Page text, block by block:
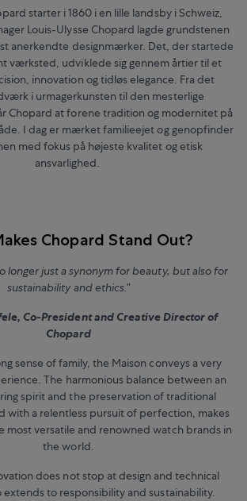
starter i 1860 i en lille landsby i Schweiz,
Louis-Ulysse Chopard lagde grundstenen
anerkendte designmærker. Det, der startede
værksted, udviklede sig gennem årtier til et
innovation og tidløs elegance. Fra det
i urmagerkunsten til den mesterlige
Chopard at forene tradition og modernitet på
I dag er mærket familieejet og genopfinder
med fokus på højeste kvalitet og etisk
ansvarlighed.
Chopard Stand Out?
longer just a synonym for beauty, but also for
sustainability and ethics.”
Co-President and Creative Director of
Chopard
sense of family, the Maison conveys a very
The harmonious balance between an
spirit and the preservation of traditional
with a relentless pursuit of perfection, makes
most versatile and renowned watch brands in
the world.
does not stop at design and technical
to responsibility and sustainability.